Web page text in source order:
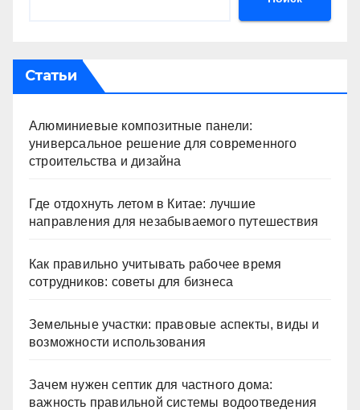
Статьи
Алюминиевые композитные панели:
универсальное решение для современного
строительства и дизайна
Где отдохнуть летом в Китае: лучшие
направления для незабываемого путешествия
Как правильно учитывать рабочее время
сотрудников: советы для бизнеса
Земельные участки: правовые аспекты, виды и
возможности использования
Зачем нужен септик для частного дома:
важность правильной системы водоотведения